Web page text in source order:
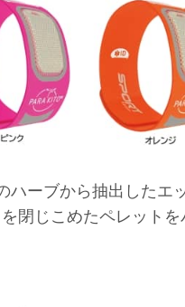
ハーブから抽出したエ
閉じこめたペレット